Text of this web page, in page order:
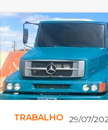
e 5ª Varas Mistas,
TRABALHO 29/07/